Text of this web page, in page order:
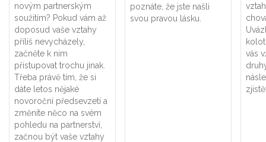
novým partnerským
soužitím? Pokud vám až
doposud vaše vztahy
příliš nevycházely,
začněte k nim
přistupovat trochu jinak.
Třeba právě tím, že si
dáte letos nějaké
novoroční předsevzetí a
změníte něco na svém
pohledu na partnerství,
začnou být vaše vztahy
poznáte, že jste našli
svou pravou lásku.
vás